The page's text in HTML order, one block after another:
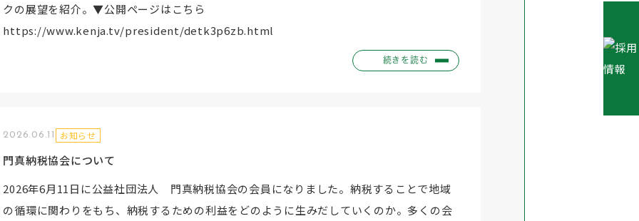
クの展望を紹介。▼公開ページはこちら
https://www.kenja.tv/president/detk3p6zb.html
続きを読む
2026.06.11 お知らせ
門真納税協会について
2026年6月11日に公益社団法人 門真納税協会の会員になりました。納税することで地域
の循環に関わりをもち、納税するための利益をどのように生みだしていくのか。多くの会